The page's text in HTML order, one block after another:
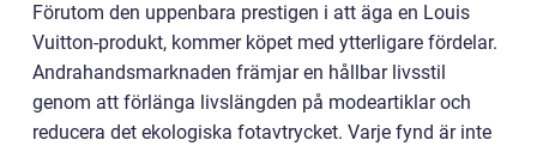
Förutom den uppenbara prestigen i att äga en Louis
Vuitton-produkt, kommer köpet med ytterligare fördelar.
Andrahandsmarknaden främjar en hållbar livsstil
genom att förlänga livslängden på modeartiklar och
reducera det ekologiska fotavtrycket. Varje fynd är inte